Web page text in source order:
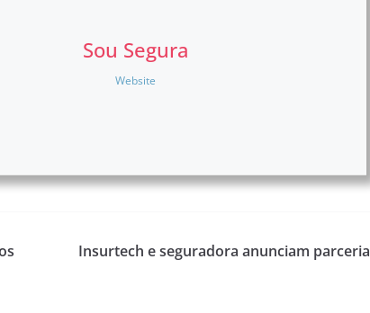
Sou Segura
Website
Insurtech e seguradora anunciam parceria